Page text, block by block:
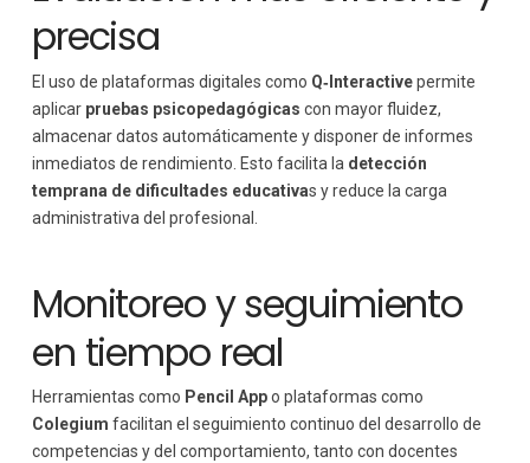
precisa
El uso de plataformas digitales como Q‑Interactivepermite
aplicar pruebas psicopedagógicas con mayor fluidez,
almacenar datos automáticamente y disponer de informes
inmediatos de rendimiento. Esto facilita la detección
temprana de dificultades educativas y reduce la carga
administrativa del profesional.
Monitoreo y seguimiento
en tiempo real
Herramientas como Pencil Appo plataformas como
Colegium facilitan el seguimiento continuo del desarrollo de
competencias y del comportamiento, tanto con docentes